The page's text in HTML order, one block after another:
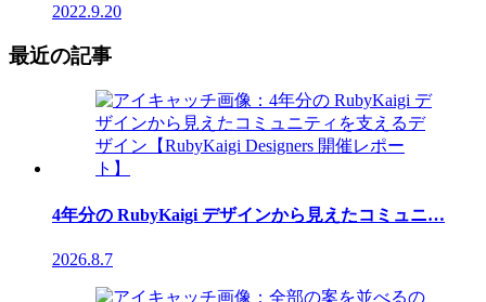
2022.9.20
最近の記事
4年分の RubyKaigi デザインから見えたコミュニ…
2026.8.7